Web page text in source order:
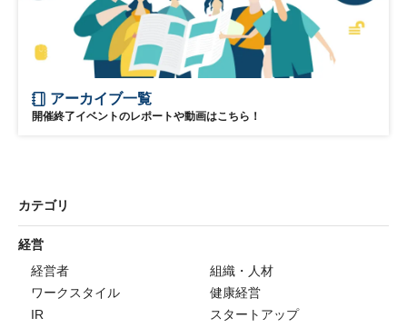
アーカイブ一覧
開催終了イベントのレポートや動画はこちら！
カテゴリ
経営
経営者
組織・人材
ワークスタイル
健康経営
IR
スタートアップ